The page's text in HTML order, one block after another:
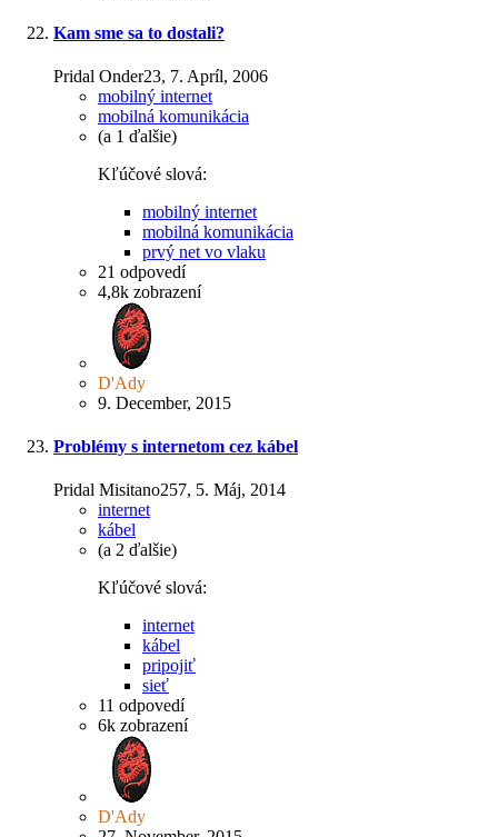
Kam sme sa to dostali?
Pridal Onder23, 7. Apríl, 2006
mobilný internet
mobilná komunikácia
(a 1 ďalšie)
Kľúčové slová:
mobilný internet
mobilná komunikácia
prvý net vo vlaku
21 odpovedí
4,8k zobrazení
D'Ady
9. December, 2015
Problémy s internetom cez kábel
Pridal Misitano257, 5. Máj, 2014
internet
kábel
(a 2 ďalšie)
Kľúčové slová:
internet
kábel
pripojiť
sieť
11 odpovedí
6k zobrazení
D'Ady